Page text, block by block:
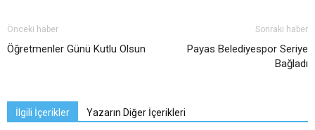
Önceki haber
Öğretmenler Günü Kutlu Olsun
Sonraki haber
Payas Belediyespor Seriye
Bağladı
İlgili İçerikler Yazarın Diğer İçerikleri